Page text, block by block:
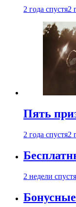
2 года спустя2
Пять
2 года спустя2
2 недели спустя